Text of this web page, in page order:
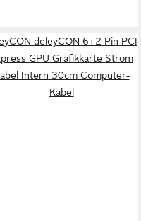
deleyCON 6+2 Pin PCI
GPU Grafikkarte Strom
Intern 30cm Computer-
Kabel